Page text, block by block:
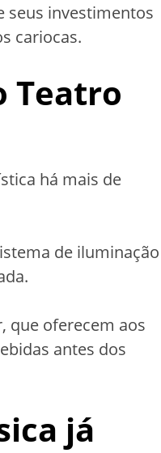
seus investimentos
cariocas.
Teatro
há mais de
de iluminação
que oferecem aos
antes dos
já